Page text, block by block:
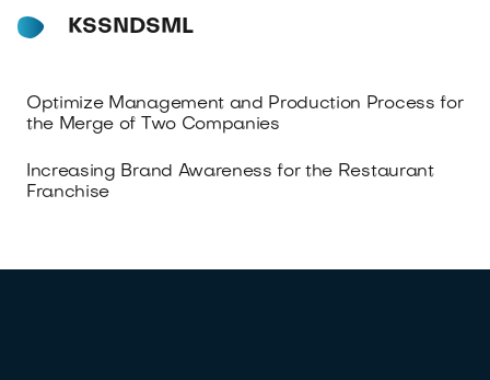
KSSNDSML
Optimize Management and Production Process for
the Merge of Two Companies
Increasing Brand Awareness for the Restaurant
Franchise